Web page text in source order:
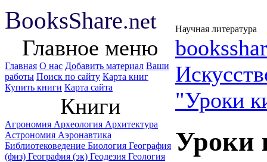
BooksShare.net Научная литература
Главное меню
Главная О нас Добавить материал Ваши
работы Поиск по сайту Карта книг
Купить книги Карта сайта
Книги
Агрономия Археология Архитектура
Астрономия Аэронавтика
Библиотековедение Биология География
(физ) География (эк) Геодезия Геология
"Уроки
Уроки